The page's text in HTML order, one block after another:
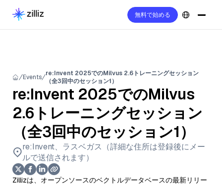
無料で始める
Events re:Invent 2025でのMilvus 2.6トレーニングセッション
（全3回中のセッション1）
re:Invent 2025でのMilvus
2.6トレーニングセッション
（全3回中のセッション1）
re:Invent、ラスベガス（詳細な住所は登録後にメー
ルで送信されます）
Zillizは、オープンソースのベクトルデータベースの最新リリー